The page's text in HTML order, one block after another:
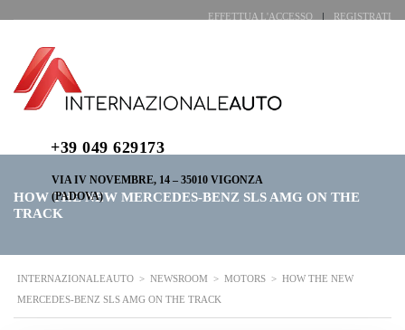
EFFETTUA L'ACCESSO
REGISTRATI
+39 049 629173
VIA IV NOVEMBRE, 14 – 35010 VIGONZA
(PADOVA)
HOW THE NEW MERCEDES-BENZ SLS AMG ON THE
TRACK
INTERNAZIONALEAUTO > NEWSROOM > MOTORS > HOW THE NEW
MERCEDES-BENZ SLS AMG ON THE TRACK